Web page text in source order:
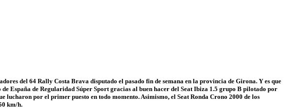
del 64 Rally Costa Brava disputado el pasado fin de semana en la provincia de Girona. Y es que
España de Regularidad Súper Sport gracias al buen hacer del Seat Ibiza 1.5 grupo B pilotado por
lucharon por el primer puesto en todo momento. Asimismo, el Seat Ronda Crono 2000 de los
km/h.